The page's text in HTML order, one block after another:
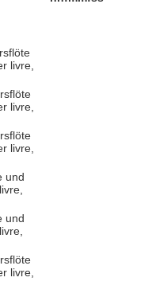
livre,
livre,
livre,
und
und
livre,